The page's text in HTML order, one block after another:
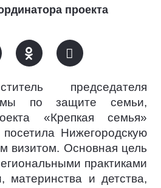
проекта
председателя
по защите семьи,
«Крепкая семья»
посетила Нижегородскую
визитом. Основная цель
практиками
материнства и детства,